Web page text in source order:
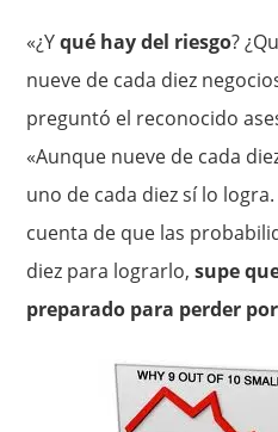
«¿Yqué hay del riesgo?
nueve de cada diez
preguntó el reconocido
«Aunque nueve de cada
uno de cada diez sí lo
cuenta de que las
diez para lograrlo,supe
preparado para perder